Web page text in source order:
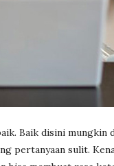
Baik disini
pertanyaan sulit.